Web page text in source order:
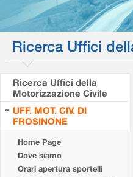
Ricerca Uffici
Ricerca Uffici della
Motorizzazione Civile
UFF. MOT. CIV. DI
FROSINONE
Home Page
Dove siamo
Orari apertura sportelli